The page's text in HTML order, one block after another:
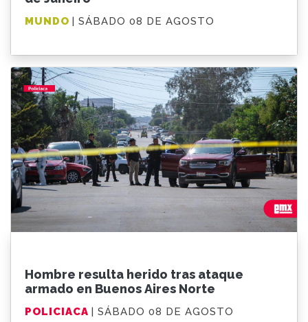
MUNDO | SÁBADO 08 DE AGOSTO
Hombre resulta herido tras ataque
armado en Buenos Aires Norte
POLICIACA | SÁBADO 08 DE AGOSTO